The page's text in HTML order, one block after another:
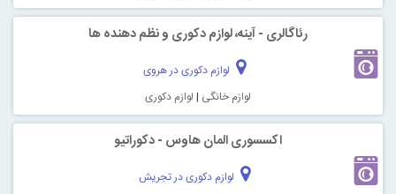
رئاگالری - آینه، لوازم دکوری و نظم دهنده ها
لوازم دکوری در هروی
لوازم خانگی | لوازم دکوری
اکسسوری المان هاوس - دکوراتیو
لوازم دکوری در تجریش